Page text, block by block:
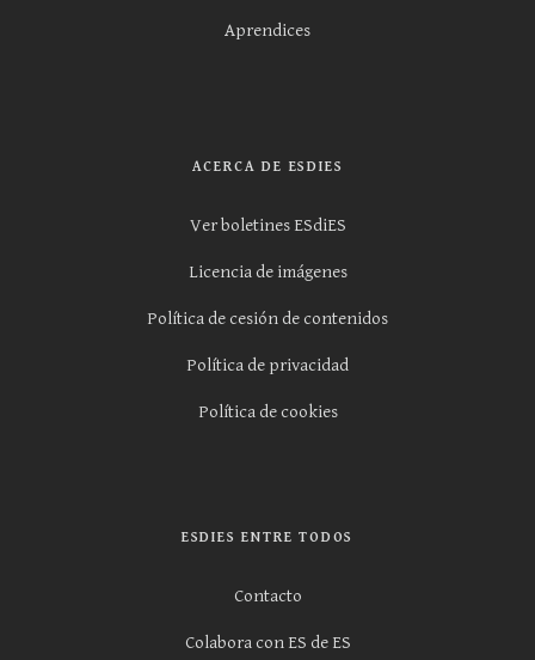
Aprendices
ACERCA DE ESDIES
Ver boletines ESdiES
Licencia de imágenes
Política de cesión de contenidos
Política de privacidad
Política de cookies
ESDIES ENTRE TODOS
Contacto
Colabora con ES de ES